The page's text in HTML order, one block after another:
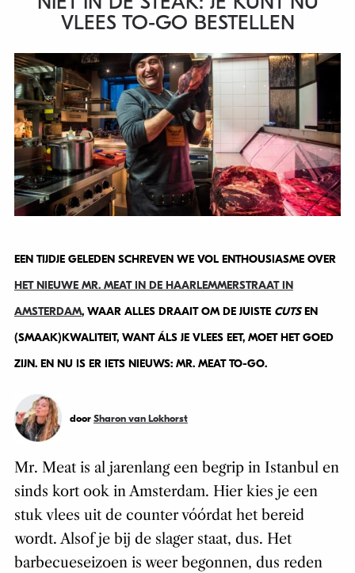
VLEES TO-GO BESTELLEN
EEN TIJDJE GELEDEN SCHREVEN WE VOL ENTHOUSIASME OVER
HET NIEUWE MR. MEAT IN DE HAARLEMMERSTRAAT IN
AMSTERDAM, WAAR ALLES DRAAIT OM DE JUISTE CUTSEN
(SMAAK)KWALITEIT, WANT ÁLS JE VLEES EET, MOET HET GOED
ZIJN. EN NU IS ER IETS NIEUWS: MR. MEAT TO-GO.
door Sharon van Lokhorst
Mr. Meat is al jarenlang een begrip in Istanbul en
sinds kort ook in Amsterdam. Hier kies je een
stuk vlees uit de counter vóórdat het bereid
wordt. Alsof je bij de slager staat, dus. Het
barbecueseizoen is weer begonnen, dus reden